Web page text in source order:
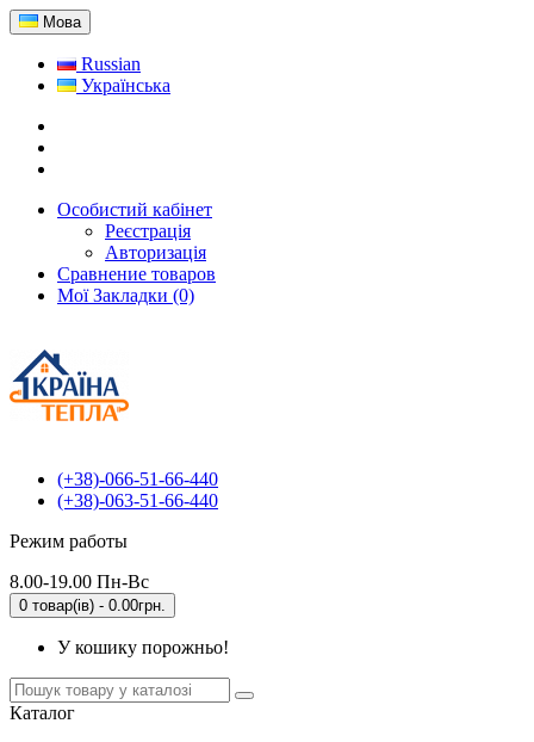
Мова
Russian
Українська
Особистий кабінет
Реєстрація
Авторизація
Сравнение товаров
Мої Закладки (0)
(+38)-066-51-66-440
(+38)-063-51-66-440
Режим работы
8.00-19.00 Пн-Вс
0 товар(ів) - 0.00грн.
У кошику порожньо!
Каталог